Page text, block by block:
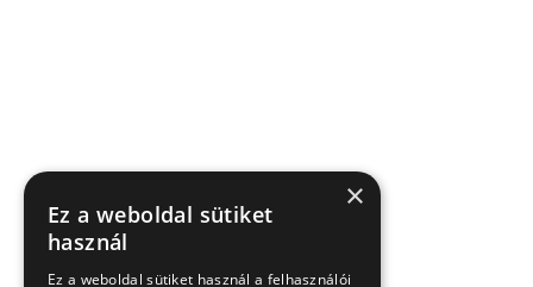
×
Ez a weboldal sütiket
használ
Ez a weboldal sütiket használ a felhasználói